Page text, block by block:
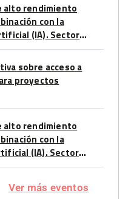
alto rendimiento
con la
(IA). Sector
sobre acceso a
proyectos
alto rendimiento
con la
(IA). Sector
Ver más eventos